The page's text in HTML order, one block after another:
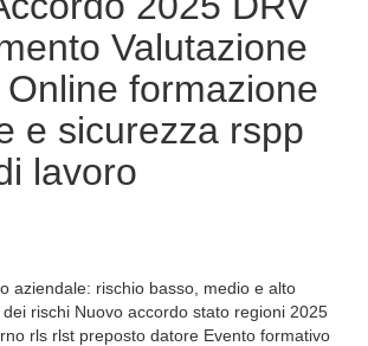
Valutazione
formazione
e sicurezza rspp
lavoro
aziendale: rischio basso, medio e alto
rischi Nuovo accordo stato regioni 2025
rls rlst preposto datore Evento formativo